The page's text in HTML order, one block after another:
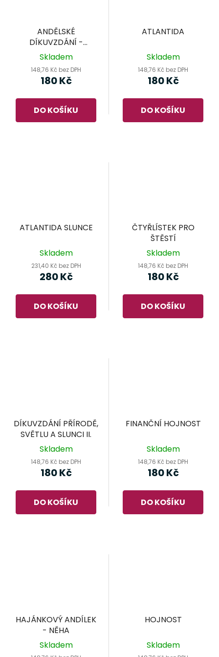
ANDĚLSKÉ
DÍKUVZDÁNÍ -
KŘIŠŤÁLOVÁ KRAJINA
Skladem
148,76 Kč bez DPH
180 Kč
DO KOŠÍKU
ATLANTIDA
Skladem
148,76 Kč bez DPH
180 Kč
DO KOŠÍKU
ATLANTIDA SLUNCE
Skladem
231,40 Kč bez DPH
280 Kč
DO KOŠÍKU
ČTYŘLÍSTEK PRO
ŠTĚSTÍ
Skladem
148,76 Kč bez DPH
180 Kč
DO KOŠÍKU
DÍKUVZDÁNÍ PŘÍRODĚ,
SVĚTLU A SLUNCI II.
Skladem
148,76 Kč bez DPH
180 Kč
DO KOŠÍKU
FINANČNÍ HOJNOST
Skladem
148,76 Kč bez DPH
180 Kč
DO KOŠÍKU
HAJÁNKOVÝ ANDÍLEK
- NĚHA
Skladem
HOJNOST
Skladem